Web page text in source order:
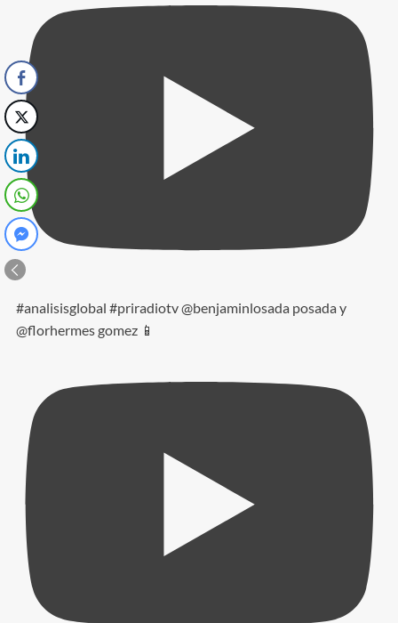
#analisisglobal #priradiotv @benjaminlosada posada y
@florhermes gomez 📱